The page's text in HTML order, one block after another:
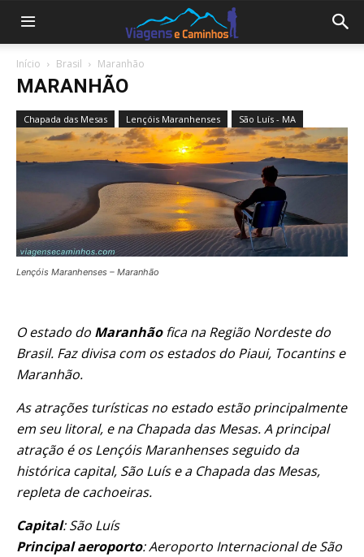
Início Brasil Maranhão
MARANHÃO
Chapada das Mesas Lençóis Maranhenses São Luís - MA
Lençóis Maranhenses – Maranhão
O estado do Maranhãofica na Região Nordeste do
Brasil. Faz divisa com os estados do Piaui, Tocantins e
Maranhão.
As atrações turísticas no estado estão principalmente
em seu litoral, e na Chapada das Mesas. A principal
atração é os Lençóis Maranhenses seguido da
histórica capital, São Luís e a Chapada das Mesas,
repleta de cachoeiras.
Capital: São Luís
Principal aeroporto: Aeroporto Internacional de São